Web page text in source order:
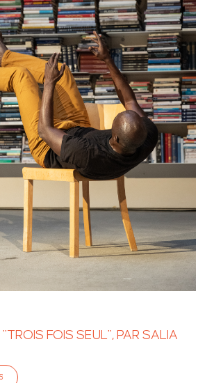
FOIS SEUL", PAR SALIA